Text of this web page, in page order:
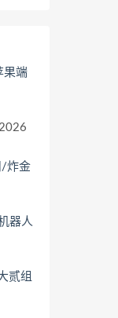
果端
/炸金
器人
贰组